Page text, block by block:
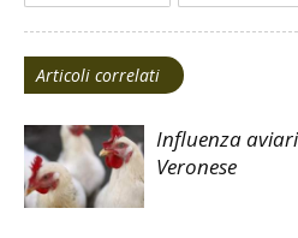
Articoli correlati
Influenza
Veronese